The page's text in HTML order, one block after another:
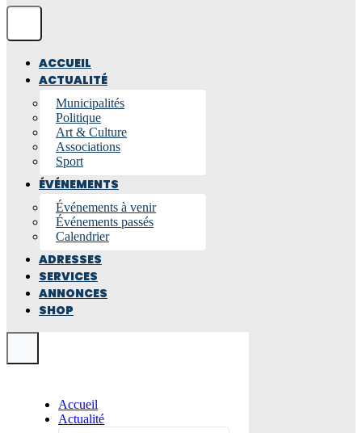
ACCUEIL
ACTUALITÉ
Municipalités
Politique
Art & Culture
Associations
Sport
ÉVÉNEMENTS
Événements à venir
Événements passés
Calendrier
ADRESSES
SERVICES
ANNONCES
SHOP
Accueil
Actualité